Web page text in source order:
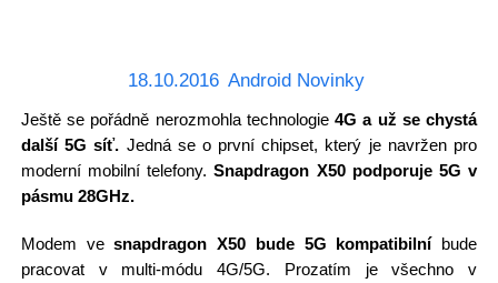
18.10.2016 Android Novinky
Ještě se pořádně nerozmohla technologie4G a už se chystá
další 5G síť. Jedná se o první chipset, který je navržen pro
moderní mobilní telefony.Snapdragon X50 podporuje 5G v
pásmu 28GHz.
Modem vesnapdragon X50 bude 5G kompatibilníbude
pracovat v multi-módu 4G/5G. Prozatím je všechno v